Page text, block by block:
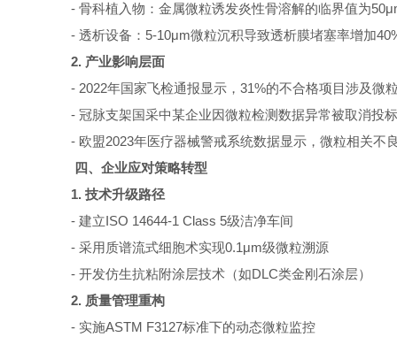
- 骨科植入物：金属微粒诱发炎性骨溶解的临界值为50μ
- 透析设备： 5-10μm微粒沉积导致透析膜堵塞率增加
2. 产业影响层面
- 2022年国家飞检通报显示， 31%的不合格项目涉及微
- 冠脉支架国采中某企业因微粒检测数据异常被取消投
- 欧盟2023年医疗器械警戒系统数据显示，微粒相关不
四、企业应对策略转型
1. 技术升级路径
- 建立ISO 14644-1 Class 5级洁净车间
- 采用质谱流式细胞术实现0.1μm级微粒溯源
- 开发仿生抗粘附涂层技术（如DLC类金刚石涂层）
2. 质量管理重构
- 实施ASTM F3127标准下的动态微粒监控